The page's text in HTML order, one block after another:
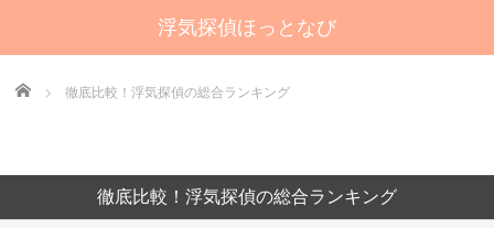
浮気探偵ほっとなび
Home 徹底比較！浮気探偵の総合ランキング
徹底比較！浮気探偵の総合ランキング